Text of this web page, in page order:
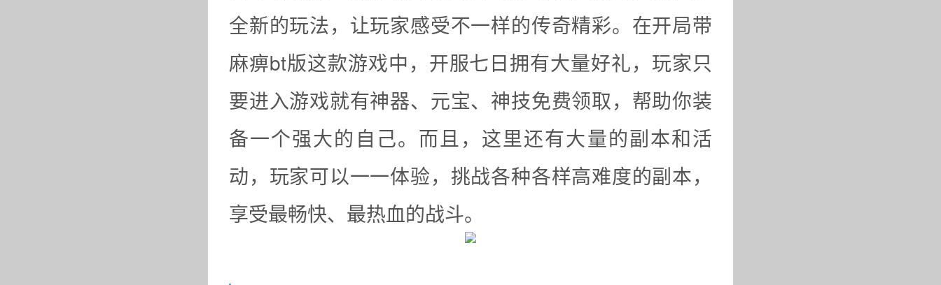
全新的玩法，让玩家感受不一样的传奇精彩。在开局带
麻痹bt版这款游戏中，开服七日拥有大量好礼，玩家只
要进入游戏就有神器、元宝、神技免费领取，帮助你装
备一个强大的自己。而且，这里还有大量的副本和活
动，玩家可以一一体验，挑战各种各样高难度的副本，
享受最畅快、最热血的战斗。